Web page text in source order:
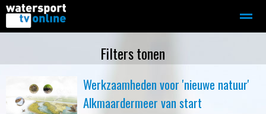
Motorboot-sloep Adverteren
Home
Filters tonen
Werkzaamheden voor 'nieuwe natuur'
Alkmaardermeer van start